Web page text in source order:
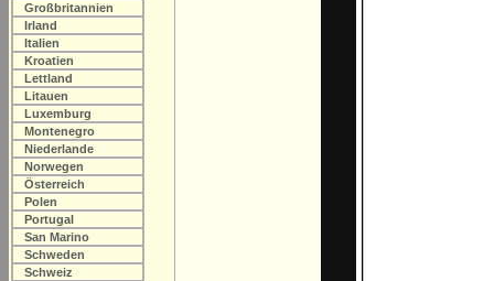
Großbritannien
Irland
Italien
Kroatien
Lettland
Litauen
Luxemburg
Montenegro
Niederlande
Norwegen
Österreich
Polen
Portugal
San Marino
Schweden
Schweiz